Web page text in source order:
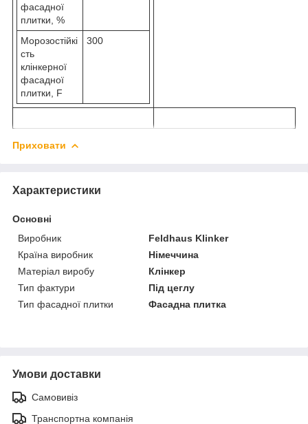
фасадної
плитки, %
Морозостійкі
сть
клінкерної
фасадної
плитки, F
300
Приховати
Характеристики
Основні
Виробник
Feldhaus Klinker
Країна виробник
Німеччина
Матеріал виробу
Клінкер
Тип фактури
Під цеглу
Тип фасадної плитки
Фасадна плитка
Умови доставки
Самовивіз
Транспортна компанія